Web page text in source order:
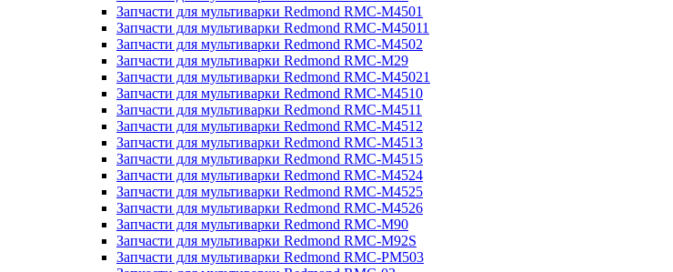
Запчасти для мультиварки Redmond RMC-M4501
Запчасти для мультиварки Redmond RMC-M45011
Запчасти для мультиварки Redmond RMC-M4502
Запчасти для мультиварки Redmond RMC-M29
Запчасти для мультиварки Redmond RMC-M45021
Запчасти для мультиварки Redmond RMC-M4510
Запчасти для мультиварки Redmond RMC-M4511
Запчасти для мультиварки Redmond RMC-M4512
Запчасти для мультиварки Redmond RMC-M4513
Запчасти для мультиварки Redmond RMC-M4515
Запчасти для мультиварки Redmond RMC-M4524
Запчасти для мультиварки Redmond RMC-M4525
Запчасти для мультиварки Redmond RMC-M4526
Запчасти для мультиварки Redmond RMC-M90
Запчасти для мультиварки Redmond RMC-M92S
Запчасти для мультиварки Redmond RMC-PM503